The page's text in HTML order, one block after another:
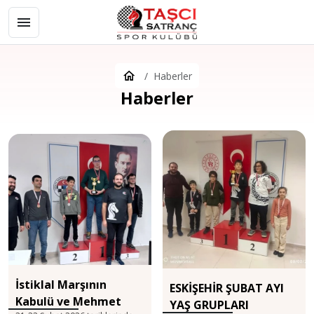
Haberler
Haberler
İstiklal Marşının
Kabulü ve Mehmet
ESKİŞEHİR ŞUBAT AYI
YAŞ GRUPLARI